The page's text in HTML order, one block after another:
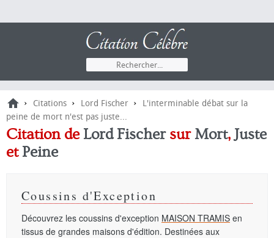
› Citations › Lord Fischer ›
L'interminable débat sur la
peine de mort n'est pas juste...
Citation de Lord Fischersur Mort,Juste
et Peine
Coussins d'Exception
Découvrez les coussins d'exception MAISON TRAMIS en
tissus de grandes maisons d'édition. Destinées aux